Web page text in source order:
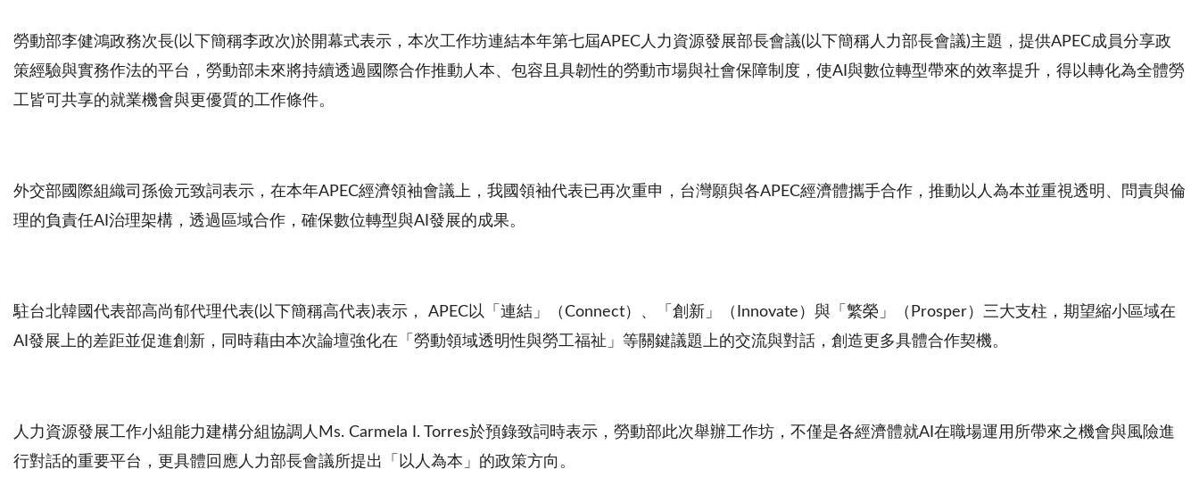
勞動部李健鴻政務次長(以下簡稱李政次)於開幕式表示，本次工作坊連結本年第七屆APEC人力資源發展部長會議(以下簡稱人力部長會議)主題，提供APEC成員分享政
策經驗與實務作法的平台，勞動部未來將持續透過國際合作推動人本、包容且具韌性的勞動市場與社會保障制度，使AI與數位轉型帶來的效率提升，得以轉化為全體勞
工皆可共享的就業機會與更優質的工作條件。
外交部國際組織司孫儉元致詞表示，在本年APEC經濟領袖會議上，我國領袖代表已再次重申，台灣願與各APEC經濟體攜手合作，推動以人為本並重視透明、問責與倫
理的負責任AI治理架構，透過區域合作，確保數位轉型與AI發展的成果。
駐台北韓國代表部高尚郁代理代表(以下簡稱高代表)表示， APEC以「連結」（Connect）、「創新」（Innovate）與「繁榮」（Prosper）三大支柱，期望縮小區域在
AI發展上的差距並促進創新，同時藉由本次論壇強化在「勞動領域透明性與勞工福祉」等關鍵議題上的交流與對話，創造更多具體合作契機。
人力資源發展工作小組能力建構分組協調人Ms. Carmela I. Torres於預錄致詞時表示，勞動部此次舉辦工作坊，不僅是各經濟體就AI在職場運用所帶來之機會與風險進
行對話的重要平台，更具體回應人力部長會議所提出「以人為本」的政策方向。